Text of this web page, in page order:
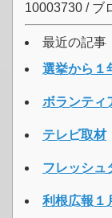
10003730 / ブ
最近の記事
選挙から１
ボランティ
テレビ取材
フレッシュ
利根広報１